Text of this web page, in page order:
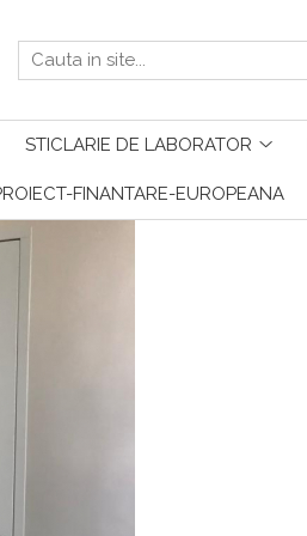
STICLARIE DE LABORATOR
FINANTARE-EUROPEANA